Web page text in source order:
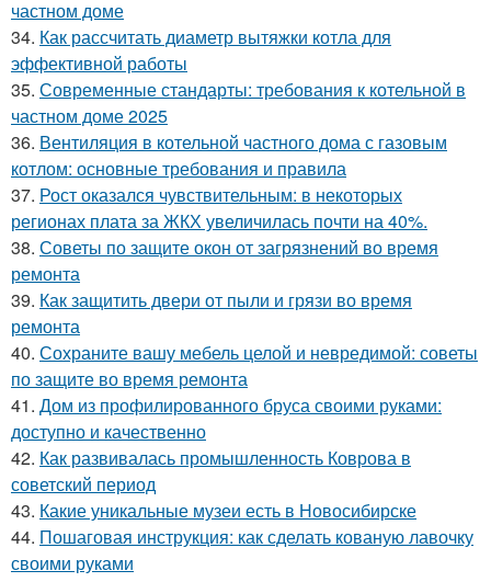
частном доме
34. Как рассчитать диаметр вытяжки котла для
эффективной работы
35. Современные стандарты: требования к котельной в
частном доме 2025
36. Вентиляция в котельной частного дома с газовым
котлом: основные требования и правила
37. Рост оказался чувствительным: в некоторых
регионах плата за ЖКХ увеличилась почти на 40%.
38. Советы по защите окон от загрязнений во время
ремонта
39. Как защитить двери от пыли и грязи во время
ремонта
40. Сохраните вашу мебель целой и невредимой: советы
по защите во время ремонта
41. Дом из профилированного бруса своими руками:
доступно и качественно
42. Как развивалась промышленность Коврова в
советский период
43. Какие уникальные музеи есть в Новосибирске
44. Пошаговая инструкция: как сделать кованую лавочку
своими руками